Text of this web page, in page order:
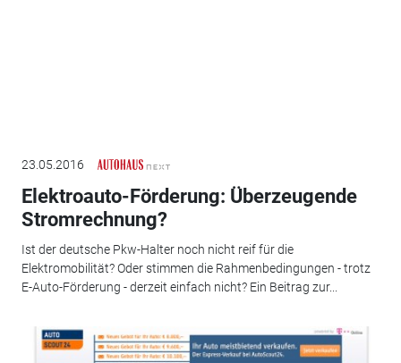
23.05.2016
Elektroauto-Förderung: Überzeugende
Stromrechnung?
Ist der deutsche Pkw-Halter noch nicht reif für die
Elektromobilität? Oder stimmen die Rahmenbedingungen - trotz
E-Auto-Förderung - derzeit einfach nicht? Ein Beitrag zur...